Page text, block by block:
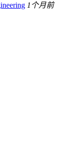
1个月前